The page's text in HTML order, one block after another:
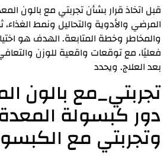
قبل اتخاذ قرار بشأن تجربتي مع بالون
المرضي والأدوية والتحاليل ونمط الغذاء،
والمخاطر وخطة المتابعة. الهدف هو
فعليًا، مع توقعات واقعية للوزن
بعد العلاج. ويحدد
تجربتي_مع بالون
دور كبسولة
وتجربتي مع